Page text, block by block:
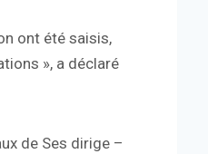
ont été saisis,
», a déclaré
de Ses dirige –